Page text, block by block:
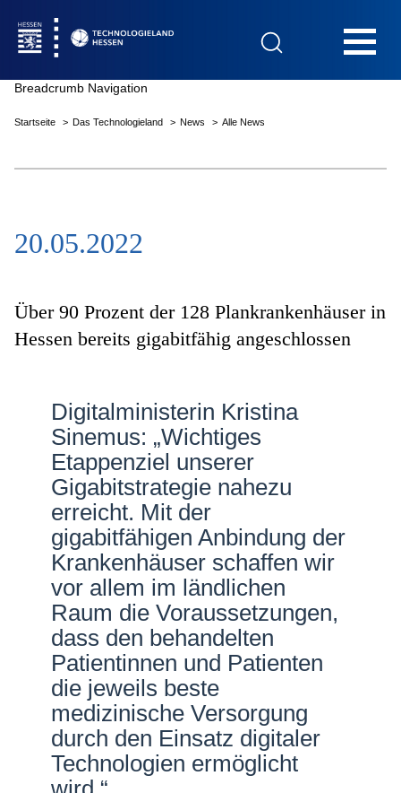
Das Technologieland
Innovationsfelder
Netzwerke
Breadcrumb Navigation
Startseite Das Technologieland News Alle News
20.05.2022
Über 90 Prozent der 128 Plankrankenhäuser in
Hessen bereits gigabitfähig angeschlossen
Digitalministerin Kristina
Sinemus: „Wichtiges
Etappenziel unserer
Gigabitstrategie nahezu
erreicht. Mit der
gigabitfähigen Anbindung der
Krankenhäuser schaffen wir
vor allem im ländlichen
Raum die Voraussetzungen,
dass den behandelten
Patientinnen und Patienten
die jeweils beste
medizinische Versorgung
durch den Einsatz digitaler
Technologien ermöglicht